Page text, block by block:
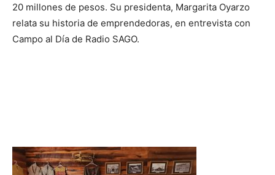
20 millones de pesos. Su presidenta, Margarita Oyarzo
relata su historia de emprendedoras, en entrevista con
Campo al Día de Radio SAGO.